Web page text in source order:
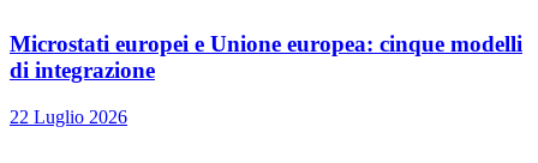
Microstati europei e Unione europea: cinque modelli
di integrazione
22 Luglio 2026